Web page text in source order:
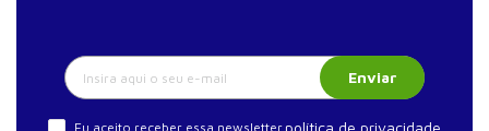
Enviar
Eu aceito receber essa newsletter.política de privacidade